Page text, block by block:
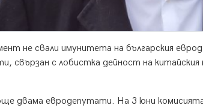
не свали имунитета на българския
свързан с лобистка дейност на
двама евродепутати. На 3 юни